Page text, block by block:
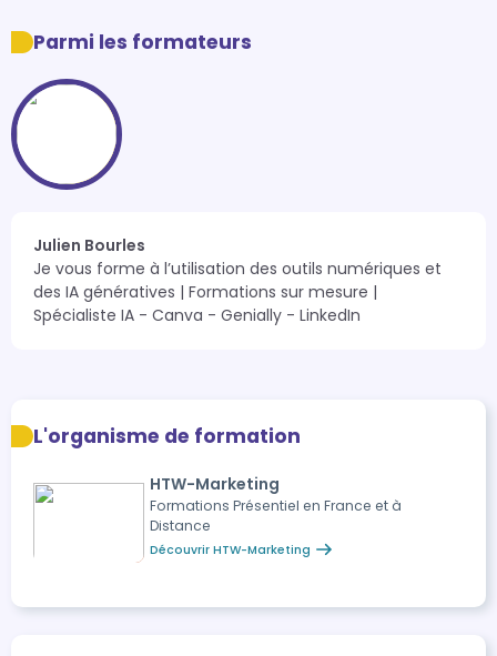
Parmi les formateurs
Julien Bourles
Je vous forme à l’utilisation des outils numériques et
des IA génératives | Formations sur mesure |
Spécialiste IA - Canva - Genially - LinkedIn
L'organisme de formation
HTW-Marketing
Formations Présentiel en France et à
Distance
Découvrir HTW-Marketing